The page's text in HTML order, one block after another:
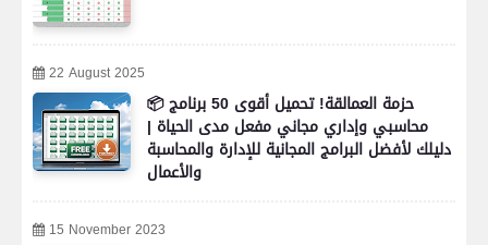
22 August 2025
📦 حزمة العمالقة! تحميل أقوى 50 برنامج
محاسبي وإداري مجاني مفعل مدى الحياة |
دليلك لأفضل البرامج المجانية للإدارة والمحاسبة
والأعمال
15 November 2023